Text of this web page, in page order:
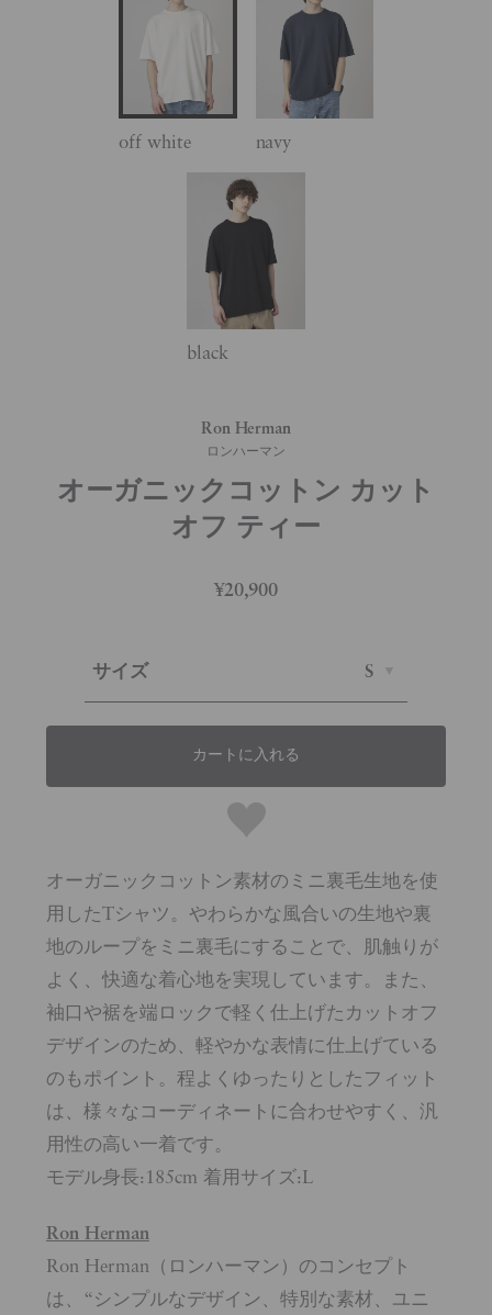
off white navy
black
Ron Herman
ロンハーマン
オーガニックコットン カット
オフ ティー
¥20,900
サイズ S
カートに入れる
オーガニックコットン素材のミニ裏毛生地を使
用したTシャツ。やわらかな風合いの生地や裏
地のループをミニ裏毛にすることで、肌触りが
よく、快適な着心地を実現しています。また、
袖口や裾を端ロックで軽く仕上げたカットオフ
デザインのため、軽やかな表情に仕上げている
のもポイント。程よくゆったりとしたフィット
は、様々なコーディネートに合わせやすく、汎
用性の高い一着です。
モデル身長:185cm 着用サイズ:L
Ron Herman
Ron Herman（ロンハーマン）のコンセプト
は、“シンプルなデザイン、特別な素材、ユニ